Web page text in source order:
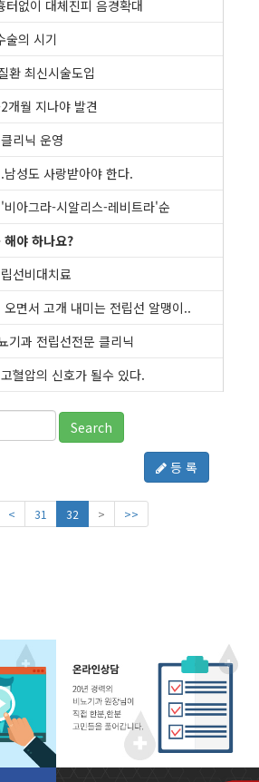
터없이 대체진피 음경확대
술의 시기
환 최신시술도입
개월 지나야 발견
리닉 운영
남성도 사랑받아야 한다.
비아그라-시알리스-레비트라'순
야 하나요?
선비대치료
면서 고개 내미는 전립선 알맹이..
기과 전립선전문 클리닉
혈압의 신호가 될수 있다.
Search
등 록
< 31 32 > >>